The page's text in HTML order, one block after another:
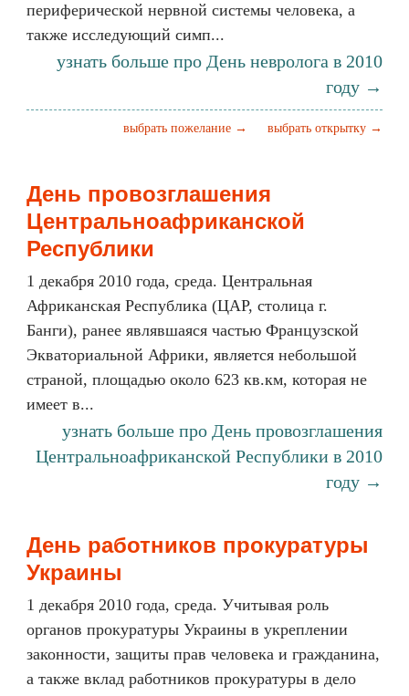
периферической нервной системы человека, а
также исследующий симп...
узнать больше про День невролога в 2010
году →
выбрать открытку →
выбрать пожелание →
День провозглашения
Центральноафриканской
Республики
1 декабря 2010 года, среда. Центральная
Африканская Республика (ЦАР, столица г.
Банги), ранее являвшаяся частью Французской
Экваториальной Африки, является небольшой
страной, площадью около 623 кв.км, которая не
имеет в...
узнать больше про День провозглашения
Центральноафриканской Республики в 2010
году →
День работников прокуратуры
Украины
1 декабря 2010 года, среда. Учитывая роль
органов прокуратуры Украины в укреплении
законности, защиты прав человека и гражданина,
а также вклад работников прокуратуры в дело